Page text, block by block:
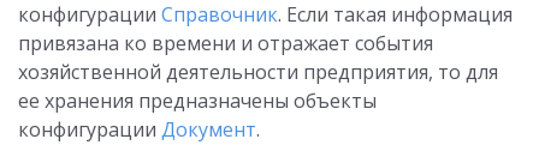
конфигурации Справочник. Если такая информация
привязана ко времени и отражает события
хозяйственной деятельности предприятия, то для
ее хранения предназначены объекты
конфигурации Документ.